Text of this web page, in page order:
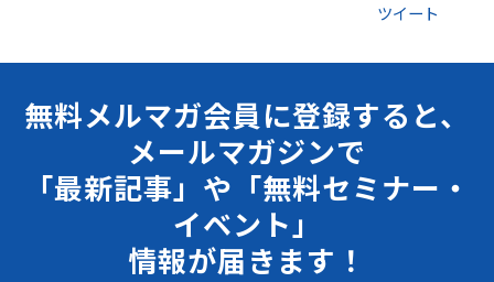
ツイート
無料メルマガ会員に登録すると、
メールマガジンで
「最新記事」や「無料セミナー・
イベント」
情報が届きます！